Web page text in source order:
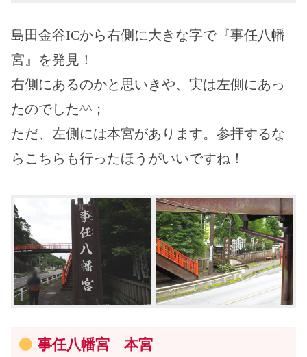
島田金谷ICから右側に大きな字で『事任八幡
宮』を発見！
右側にあるのかと思いきや、実は左側にあっ
たのでした^^；
ただ、左側には本宮があります。参拝するな
らこちらも行ったほうがいいですね！
事任八幡宮 本宮